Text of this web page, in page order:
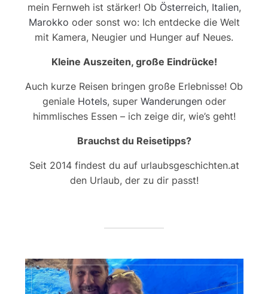
mein Fernweh ist stärker! Ob Österreich, Italien,
Marokko oder sonst wo: Ich entdecke die Welt
mit Kamera, Neugier und Hunger auf Neues.
Kleine Auszeiten, große Eindrücke!
Auch kurze Reisen bringen große Erlebnisse! Ob
geniale Hotels, super Wanderungenoder
himmlisches Essen – ich zeige dir, wie’s geht!
Brauchst du Reisetipps?
Seit 2014 findest du auf urlaubsgeschichten.at
den Urlaub, der zu dir passt!